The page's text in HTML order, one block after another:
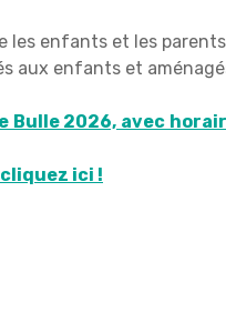
les enfants et les parents
aux enfants et
2026, avec
ici !